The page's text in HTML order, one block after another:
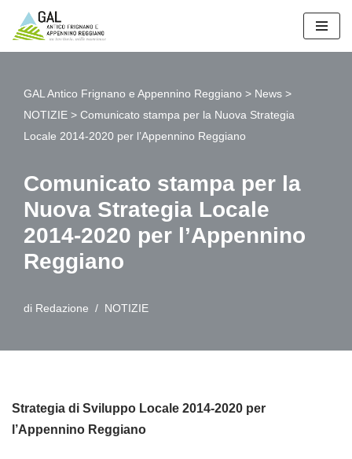
Vai
GAL Antico Frignano e Appennino Reggiano > News >
NOTIZIE > Comunicato stampa per la Nuova Strategia
Locale 2014-2020 per l’Appennino Reggiano
Comunicato stampa per la
Nuova Strategia Locale
2014-2020 per l’Appennino
Reggiano
di Redazione NOTIZIE
Strategia di Sviluppo Locale 2014-2020 per
l’Appennino Reggiano